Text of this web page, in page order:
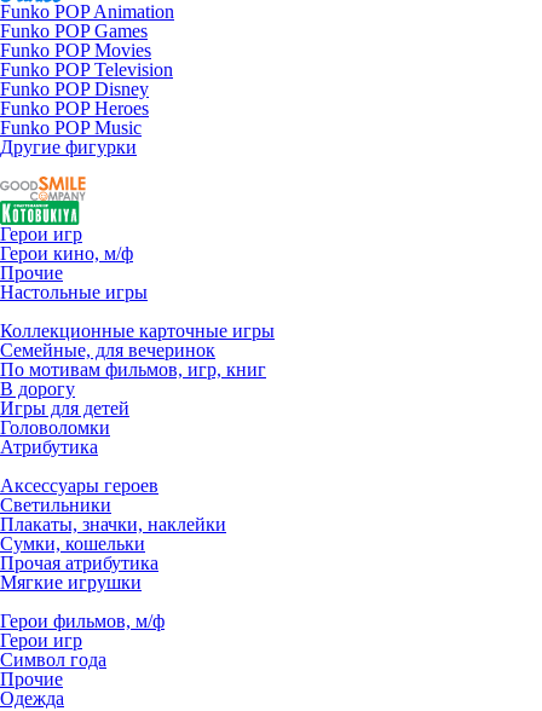
Funko POP Animation
Funko POP Games
Funko POP Movies
Funko POP Television
Funko POP Disney
Funko POP Heroes
Funko POP Music
Другие фигурки
Герои игр
Герои кино, м/ф
Прочие
Настольные игры
Коллекционные карточные игры
Семейные, для вечеринок
По мотивам фильмов, игр, книг
В дорогу
Игры для детей
Головоломки
Атрибутика
Аксессуары героев
Светильники
Плакаты, значки, наклейки
Сумки, кошельки
Прочая атрибутика
Мягкие игрушки
Герои фильмов, м/ф
Герои игр
Символ года
Прочие
Одежда